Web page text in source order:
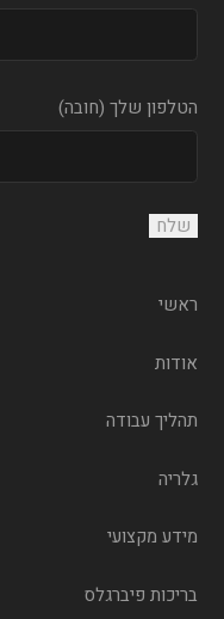
הטלפון שלך (חובה)
ראשי
אודות
תהליך עבודה
גלריה
מידע מקצועי
בריכות פיברגלס